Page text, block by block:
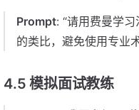
Prompt: “请用费曼学
的类比，避免使用专业
4.5 模拟面试教练